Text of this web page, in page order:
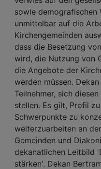
sowie demografischen
unmittelbar auf die
Kirchengemeinden
dass die Besetzung
wird, die Nutzung von
die Angebote der
werden müssen.
Teilnehmer, sich
stellen. Es gilt, Profil
Schwerpunkte zu
weiterzuarbeiten an
Gemeinden und
dekanatlichen Leitbild
stärken'. Dekan